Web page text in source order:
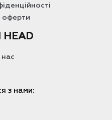
оферти
HEAD
з нами: